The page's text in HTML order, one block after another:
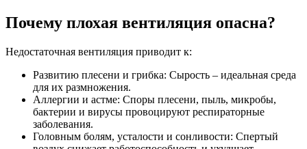
Почему плохая вентиляция опасна?
Недостаточная вентиляция приводит к:
Развитию плесени и грибка: Сырость – идеальная среда
для их размножения.
Аллергии и астме: Споры плесени, пыль, микробы,
бактерии и вирусы провоцируют респираторные
заболевания.
Головным болям, усталости и сонливости: Спертый